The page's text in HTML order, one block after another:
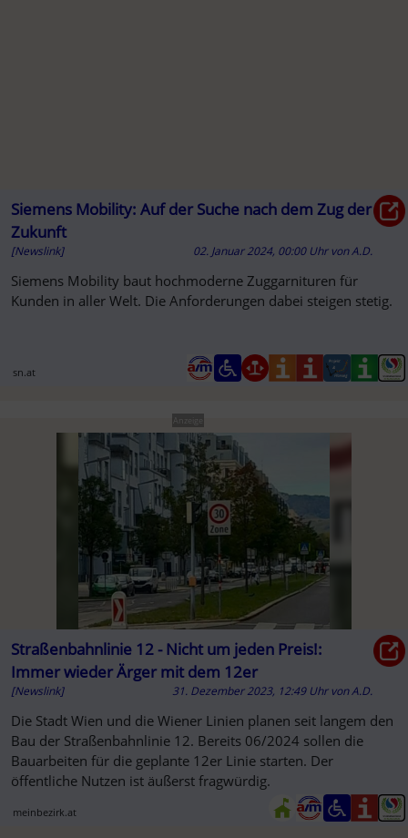
Siemens Mobility: Auf der Suche nach dem Zug der
Zukunft
[Newslink] 02. Januar 2024, 00:00 Uhr vonA.D.
Siemens Mobility baut hochmoderne Zuggarnituren für
Kunden in aller Welt. Die Anforderungen dabei steigen stetig.
sn.at
Anzeige
Straßenbahnlinie 12 - Nicht um jeden Preis!:
Immer wieder Ärger mit dem 12er
[Newslink] 31. Dezember 2023, 12:49 Uhr vonA.D.
Die Stadt Wien und die Wiener Linien planen seit langem den
Bau der Straßenbahnlinie 12. Bereits 06/2024 sollen die
Bauarbeiten für die geplante 12er Linie starten. Der
öffentliche Nutzen ist äußerst fragwürdig.
meinbezirk.at